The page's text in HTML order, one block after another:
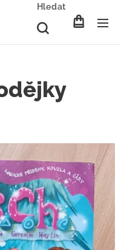
Hledat